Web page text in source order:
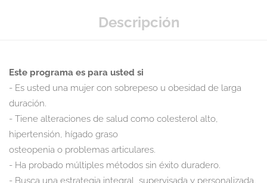
Descripción
Este programa es para usted si
- Es usted una mujer con sobrepeso u obesidad de larga
duración.
- Tiene alteraciones de salud como colesterol alto,
hipertensión, hígado graso
osteopenia o problemas articulares.
- Ha probado múltiples métodos sin éxito duradero.
- Busca una estrategia integral, supervisada y personalizada.